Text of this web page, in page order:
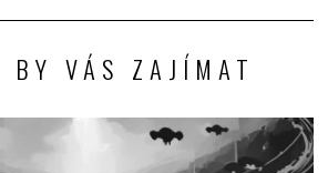
BY VÁS ZAJÍMAT